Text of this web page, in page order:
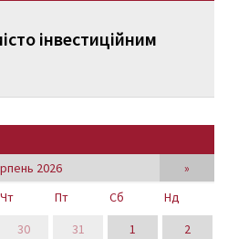
інвестиційним
2026
»
Чт Пт Сб
Нд
30 31 1
2